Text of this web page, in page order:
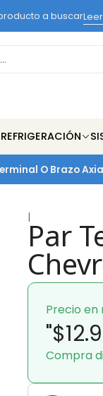
REFRIGERACIÓN
a buscar
O Brazo
|Par
Precio
Compra